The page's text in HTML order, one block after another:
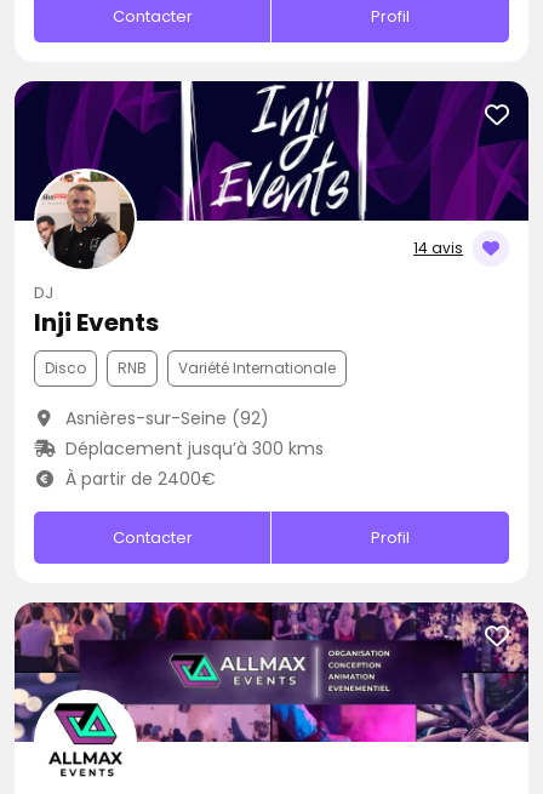
Contacter Profil
14 avis
DJ
Inji Events
Disco RNB Variété Internationale
Asnières-sur-Seine (92)
Déplacement jusqu’à 300 kms
À partir de 2400€
Contacter Profil